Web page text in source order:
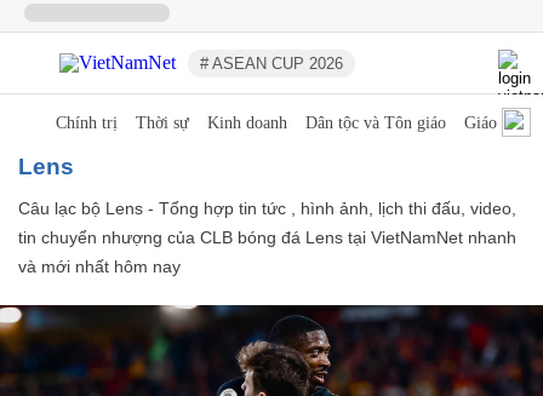
# ASEAN CUP 2026
Chính trị Thời sự Kinh doanh Dân tộc và Tôn giáo Giáo dục
Lens
Câu lạc bộ Lens - Tổng hợp tin tức , hình ảnh, lịch thi đấu, video,
tin chuyển nhượng của CLB bóng đá Lens tại VietNamNet nhanh
và mới nhất hôm nay